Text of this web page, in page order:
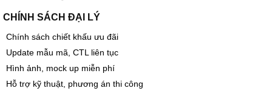
CHÍNH SÁCH ĐẠI LÝ
Chính sách chiết khấu ưu đãi
Update mẫu mã, CTL liên tục
Hình ảnh, mock up miễn phí
Hỗ trợ kỹ thuật, phương án thi công